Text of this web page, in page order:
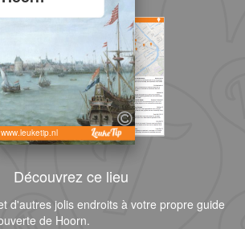
www.leuketip.nl
Découvrez ce lieu
d'autres jolis endroits à votre propre guide
de Hoorn.